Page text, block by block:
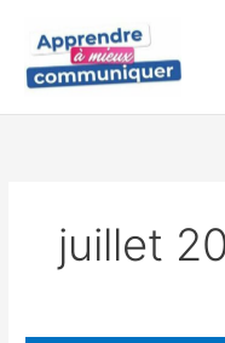
contenu
juillet